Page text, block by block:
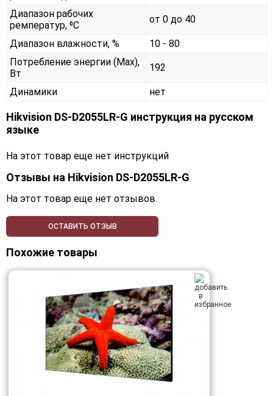
Диапазон рабочих
ремператур, ⁰С
от 0 до 40
Диапазон влажности, %
10 - 80
Потребление энергии (Max),
Вт
192
Динамики нет
Hikvision DS-D2055LR-G инструкция на русском
языке
На этот товар еще нет инструкций
Отзывы на Hikvision DS-D2055LR-G
На этот товар еще нет отзывов.
ОСТАВИТЬ ОТЗЫВ
Похожие товары